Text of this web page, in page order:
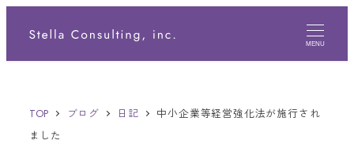
MENU
TOP ブログ 日記
中小企業等経営強化法が施行され
ました